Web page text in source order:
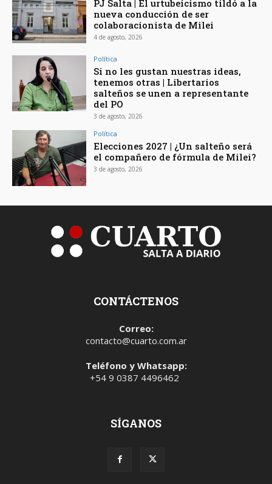
PJ Salta | El urtubeicismo tildó a la
nueva conducción de ser
colaboracionista de Milei
4 de agosto, 2026
Política
Si no les gustan nuestras ideas,
tenemos otras | Libertarios
salteños se unen a representante
del PO
3 de agosto, 2026
Política
Elecciones 2027 | ¿Un salteño será
el compañero de fórmula de Milei?
3 de agosto, 2026
CONTÁCTENOS
Correo:
contacto@cuarto.com.ar
Teléfono y Whatsapp:
+54 9 0387 4496462
SÍGANOS